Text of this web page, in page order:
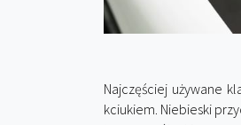
Najczęściej używane
kciukiem. Niebieski